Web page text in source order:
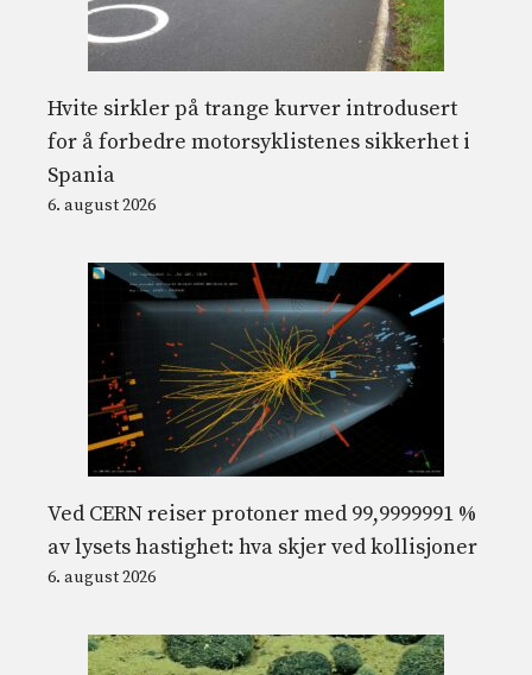
Hvite sirkler på trange kurver introdusert
for å forbedre motorsyklistenes sikkerhet i
Spania
6. august 2026
Ved CERN reiser protoner med 99,9999991 %
av lysets hastighet: hva skjer ved kollisjoner
6. august 2026